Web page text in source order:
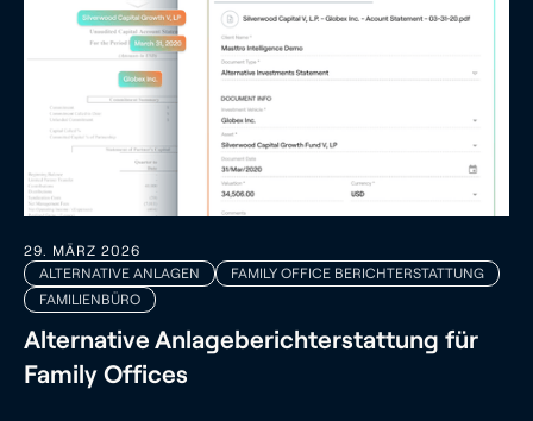
29. MÄRZ 2026
ALTERNATIVE ANLAGEN
FAMILY OFFICE BERICHTERSTATTUNG
FAMILIENBÜRO
Alternative Anlageberichterstattung für
Family Offices